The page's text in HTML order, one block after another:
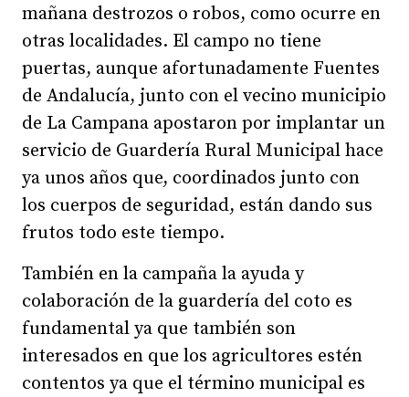
mañana destrozos o robos, como ocurre en
otras localidades. El campo no tiene
puertas, aunque afortunadamente Fuentes
de Andalucía, junto con el vecino municipio
de La Campana apostaron por implantar un
servicio de Guardería Rural Municipal hace
ya unos años que, coordinados junto con
los cuerpos de seguridad, están dando sus
frutos todo este tiempo.
También en la campaña la ayuda y
colaboración de la guardería del coto es
fundamental ya que también son
interesados en que los agricultores estén
contentos ya que el término municipal es